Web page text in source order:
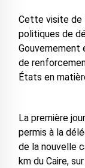
Cette visite de
politiques de
Gouvernement
de
États en
La première
permis à la
de la nouvelle
km du Caire,